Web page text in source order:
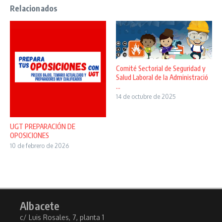
Relacionados
UGT PREPARACIÓN DE
OPOSICIONES
10 de febrero de 2026
Comité Sectorial de Seguridad y
Salud Laboral de la Administració
...
14 de octubre de 2025
Albacete
c/ Luis Rosales, 7, planta 1